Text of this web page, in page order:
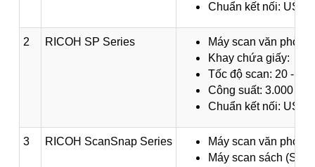
Chuẩn kết nối: USB
2 RICOH SP Series
Máy scan văn
Khay chứa giấy:
Tốc độ scan: 20 - 30
Công suất: 3.000 -
Chuẩn kết nối: USB
3 RICOH ScanSnap Series
Máy scan văn
Máy scan sách